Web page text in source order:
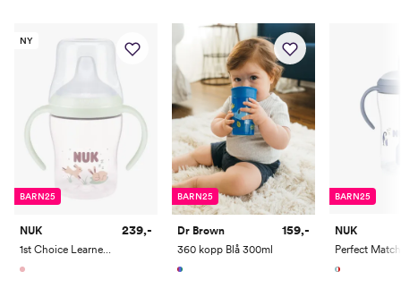
NY
BARN25
NUK
1st Choice Learner Flaske Bunny 150ml/6m+
239,-
BARN25
Dr Brown
360 kopp Blå 300ml
159,-
BARN25
NUK